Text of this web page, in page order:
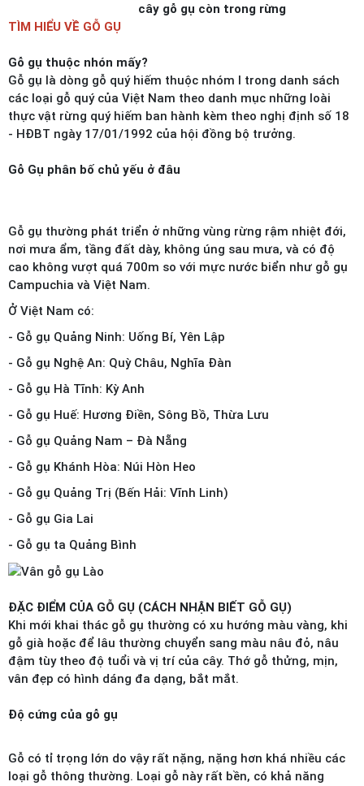
cây gỗ gụ còn trong rừng
TÌM HIỂU VỀ GỖ GỤ
Gỗ gụ thuộc nhón mấy?
Gỗ gụ là dòng gỗ quý hiếm thuộc nhóm I trong danh sách
các loại gỗ quý của Việt Nam theo danh mục những loài
thực vật rừng quý hiếm ban hành kèm theo nghị định số 18
- HĐBT ngày 17/01/1992 của hội đồng bộ trưởng.
Gỗ Gụ phân bố chủ yếu ở đâu
Gỗ gụ thường phát triển ở những vùng rừng rậm nhiệt đới,
nơi mưa ẩm, tầng đất dày, không úng sau mưa, và có độ
cao không vượt quá 700m so với mực nước biển như gỗ gụ
Campuchia và Việt Nam.
Ở Việt Nam có:
- Gỗ gụ Quảng Ninh: Uống Bí, Yên Lập
- Gỗ gụ Nghệ An: Quỳ Châu, Nghĩa Đàn
- Gỗ gụ Hà Tĩnh: Kỳ Anh
- Gỗ gụ Huế: Hương Điền, Sông Bồ, Thừa Lưu
- Gỗ gụ Quảng Nam – Đà Nẵng
- Gỗ gụ Khánh Hòa: Núi Hòn Heo
- Gỗ gụ Quảng Trị (Bến Hải: Vĩnh Linh)
- Gỗ gụ Gia Lai
- Gỗ gụ ta Quảng Bình
ĐẶC ĐIỂM CỦA GỖ GỤ (CÁCH NHẬN BIẾT GỖ GỤ)
Khi mới khai thác gỗ gụ thường có xu hướng màu vàng, khi
gỗ già hoặc để lâu thường chuyển sang màu nâu đỏ, nâu
đậm tùy theo độ tuổi và vị trí của cây. Thớ gỗ thửng, mịn,
vân đẹp có hình dáng đa dạng, bắt mắt.
Độ cứng của gỗ gụ
Gỗ có tỉ trọng lớn do vậy rất nặng, nặng hơn khá nhiều các
loại gỗ thông thường. Loại gỗ này rất bền, có khả năng